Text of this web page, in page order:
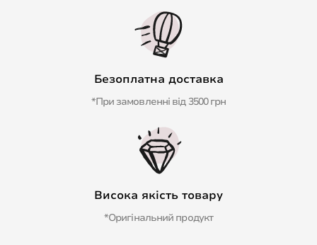
Безоплатна доставка
*При замовленні від 3500 грн
Висока якість товару
*Оригінальний продукт